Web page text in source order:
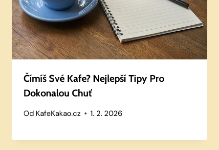
Čímíš Své Kafe? Nejlepší Tipy Pro
Dokonalou Chuť
Od KafeKakao.cz 1. 2. 2026